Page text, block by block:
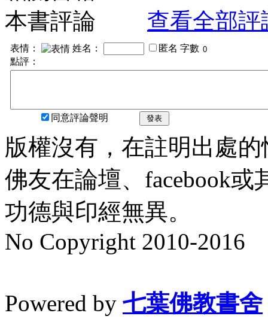
本書評論
查看全部評
表情： 姓名： 匿名 字數
點評：
同意評論聲明 發表
版權沒有，在註明出處
佛友在論壇、facebook
功德與印經無異。
No Copyright 2010-2016
Powered by 七葉佛教書舍